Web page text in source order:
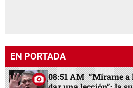
EN PORTADA
08:51 AM “Mírame a